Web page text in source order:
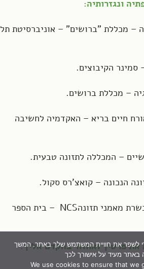
ונגזרותיה:
– מכללת "ברושים" – אוניברסיטת תל
סמינר הקיבוצים.
– מכללת ברושים.
חיים בריא – האקדמיה לחשיבה
– המכללה לתזונה טבעית.
הנכונה – קואצ'רס סקול.
בוגרת קורס יסודות להכשרת מאמני תזונהNCS – בית הספר
פרטיך ואחזור בהקדם אליך.
לשפר את חוויית המשתמש שלך באתר. המשך
באתר מעיד על אישורך לכך
We use cookies to ensure that we